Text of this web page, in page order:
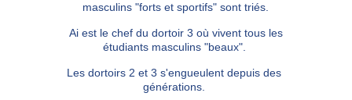
masculins "forts et sportifs" sont triés.
étudiants masculins "beaux".
Les dortoirs 2 et 3 s'engueulent depuis des
générations.